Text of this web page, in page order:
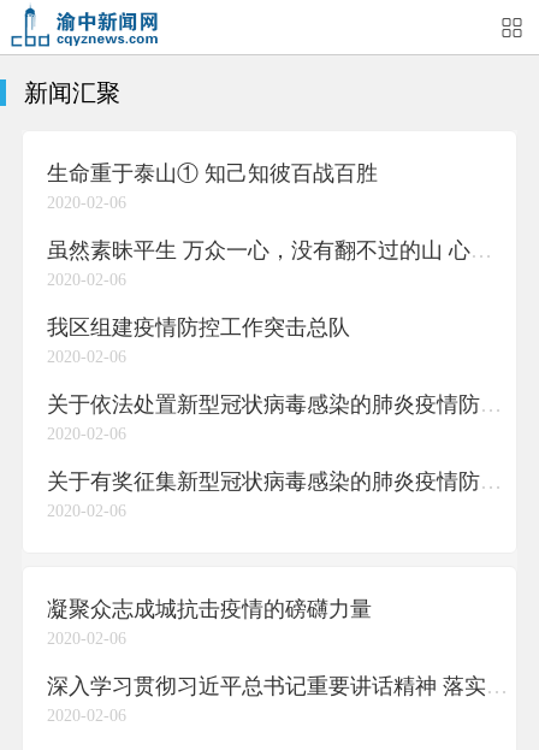
首页
渝中新闻 特别关注 部门动态
企业信息 吃在渝中 住在渝中 行在渝中
新闻汇聚
生命重于泰山① 知己知彼百战百胜
2020-02-06
虽然素昧平生 万众一心，没有翻不过的山 心手相牵，没有跨不过的坎
2020-02-06
我区组建疫情防控工作突击总队
2020-02-06
关于依法处置新型冠状病毒感染的肺炎疫情防控期间相关违规违法行为的通告
2020-02-06
关于有奖征集新型冠状病毒感染的肺炎疫情防控线索的通告
2020-02-06
凝聚众志成城抗击疫情的磅礴力量
2020-02-06
深入学习贯彻习近平总书记重要讲话精神 落实落细各项工作举措 全面筑牢阻击疫情严密防线
2020-02-06